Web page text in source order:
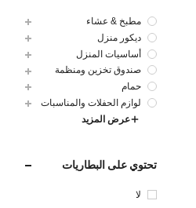
مطبخ & عشاء
ديكور منزل
أساسيات المنزل
صندوق تخزين ومنظمة
حمام
لوازم الحفلات والمناسبات
عرض المزيد
تحتوي على البطاريات
لا